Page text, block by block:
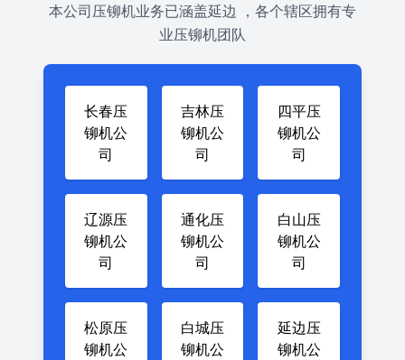
本公司压铆机业务已涵盖延边 ，各个辖区拥有专
业压铆机团队
长春压
铆机公
司
吉林压
铆机公
司
四平压
铆机公
司
辽源压
铆机公
司
通化压
铆机公
司
白山压
铆机公
司
松原压
铆机公
白城压
铆机公
延边压
铆机公